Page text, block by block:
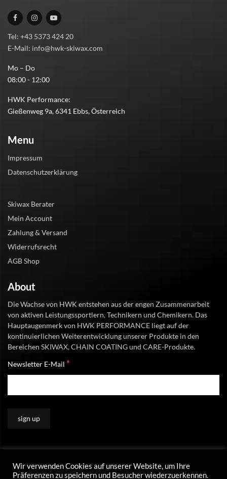
Tel: +43 5373 424 20
E-Mail: info@hwk-skiwax.com
Mo – Do
08:00 - 12:00
HWK Performance:
Gießenweg 9a, 6341 Ebbs, Österreich
Menu
Impressum
Datenschutzerklärung
Skiwax Berater
Mein Account
Zahlung & Versand
Widerrufsrecht
AGB Shop
About
Die Wachse von HWK entstehen aus der engen Zusammenarbeit
von aktiven Leistungssportlern, Technikern und Chemikern. Das
Hauptaugenmerk von HWK PERFORMANCE liegt auf der
kontinuierlichen Weiterentwicklung unserer Produkte in den
Bereichen SKIWAX, CHAIN COATING und CARE-Produkte.
Newsletter E-Mail *
Wir verwenden Cookies auf unserer Website, um Ihre
Präferenzen zu speichern und Besucher wiederzuerkennen.